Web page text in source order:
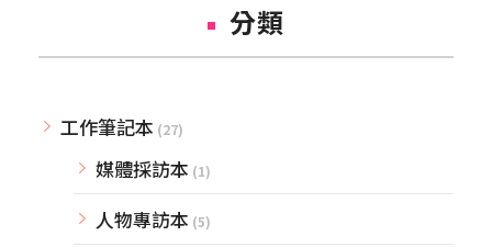
分類
工作筆記本 (27)
媒體採訪本 (1)
人物專訪本 (5)